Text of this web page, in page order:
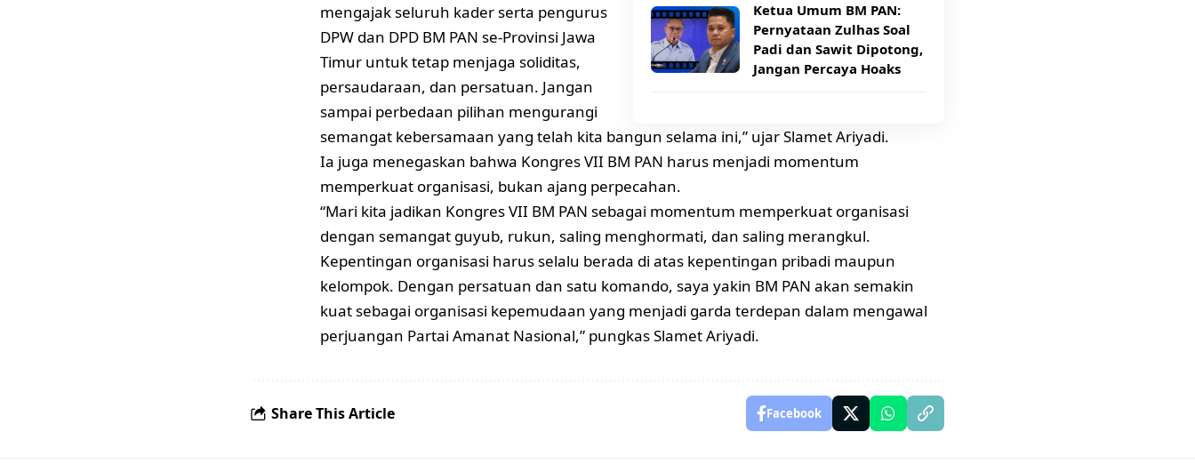
Ketua Umum BM PAN:
Pernyataan Zulhas Soal
Padi dan Sawit Dipotong,
Jangan Percaya Hoaks
mengajak seluruh kader serta pengurus
DPW dan DPD BM PAN se-Provinsi Jawa
Timur untuk tetap menjaga soliditas,
persaudaraan, dan persatuan. Jangan
sampai perbedaan pilihan mengurangi
semangat kebersamaan yang telah kita bangun selama ini,” ujar Slamet Ariyadi.
Ia juga menegaskan bahwa Kongres VII BM PAN harus menjadi momentum
memperkuat organisasi, bukan ajang perpecahan.
“Mari kita jadikan Kongres VII BM PAN sebagai momentum memperkuat organisasi
dengan semangat guyub, rukun, saling menghormati, dan saling merangkul.
Kepentingan organisasi harus selalu berada di atas kepentingan pribadi maupun
kelompok. Dengan persatuan dan satu komando, saya yakin BM PAN akan semakin
kuat sebagai organisasi kepemudaan yang menjadi garda terdepan dalam mengawal
perjuangan Partai Amanat Nasional,” pungkas Slamet Ariyadi.
Share This Article Facebook